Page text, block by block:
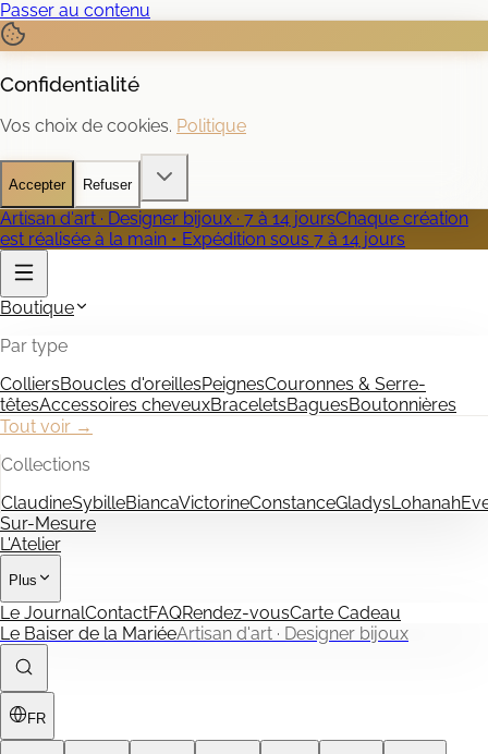
Passer au contenu
Confidentialité
Vos choix de cookies. Politique
Accepter Refuser
Artisan d'art · Designer bijoux · 7 à 14 joursChaque création
est réalisée à la main • Expédition sous 7 à 14 jours
Boutique
Par type
ColliersBoucles d'oreillesPeignesCouronnes & Serre-
têtesAccessoires cheveuxBraceletsBaguesBoutonnières
Tout voir →
Collections
ClaudineSybilleBiancaVictorineConstanceGladysLohanah
Sur-Mesure
L'Atelier
Plus
Le JournalContactFAQRendez-vousCarte Cadeau
Le Baiser de la MariéeArtisan d'art · Designer bijoux
FR